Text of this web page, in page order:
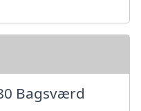
Bagsværd